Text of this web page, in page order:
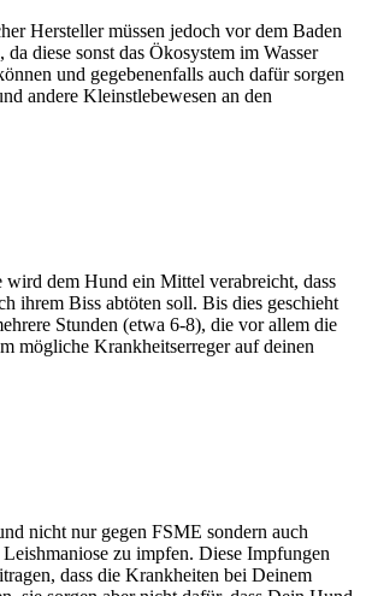
Hersteller müssen jedoch vor dem Baden
diese sonst das Ökosystem im Wasser
und gegebenenfalls auch dafür sorgen
andere Kleinstlebewesen an den
wird dem Hund ein Mittel verabreicht, dass
ihrem Biss abtöten soll. Bis dies geschieht
Stunden (etwa 6-8), die vor allem die
mögliche Krankheitserreger auf deinen
nicht nur gegen FSME sondern auch
zu impfen. Diese Impfungen
dass die Krankheiten bei Deinem